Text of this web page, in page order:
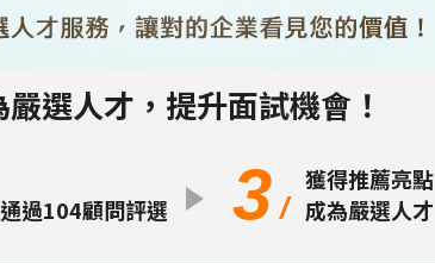
嚴選人才，提升面試機會！
通過104顧問評選 3 /
獲得推薦亮點
成為嚴選人才